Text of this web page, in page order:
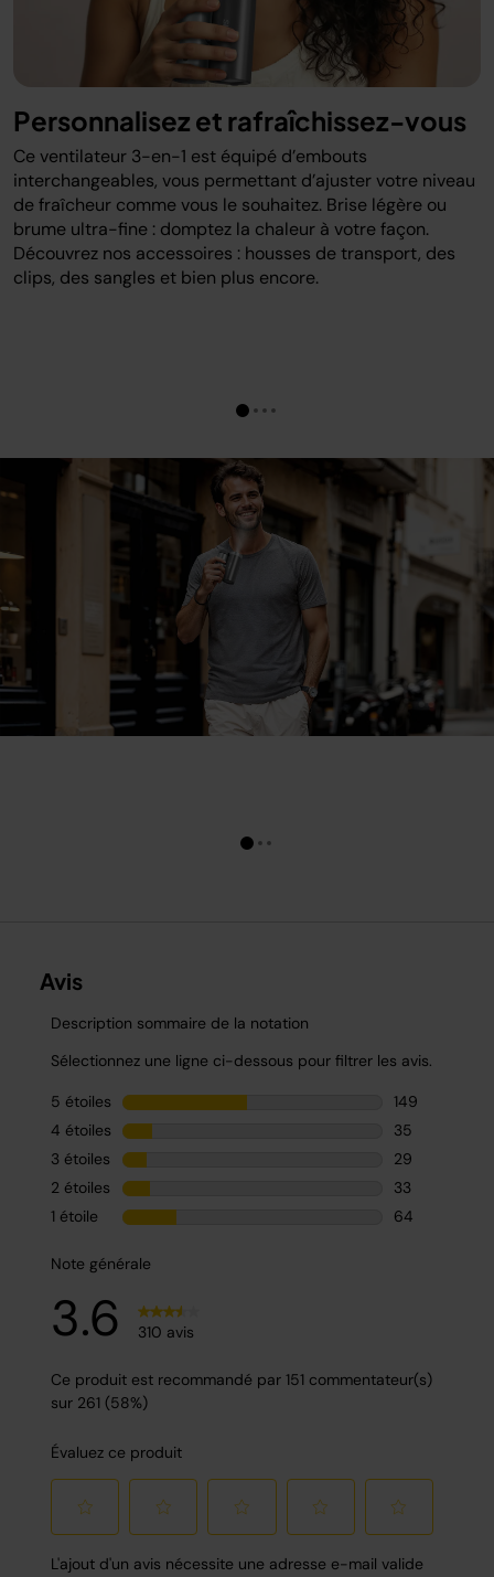
Personnalisez et rafraîchissez-vous
Ce ventilateur 3-en-1 est équipé d’embouts
interchangeables, vous permettant d’ajuster votre niveau
de fraîcheur comme vous le souhaitez. Brise légère ou
brume ultra-fine : domptez la chaleur à votre façon.
Découvrez nos accessoires : housses de transport, des
clips, des sangles et bien plus encore.